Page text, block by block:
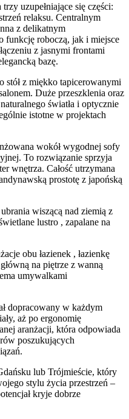
uzupełniające się części:
relaksu. Centralnym
z delikatnym
funkcję roboczą, jak i miejsce
z jasnymi frontami
bazę.
stół z miękko tapicerowanymi
Duże przeszklenia oraz
światła i optycznie
istotne w projektach
wokół wygodnej sofy
To rozwiązanie sprzyja
wnętrza. Całość utrzymana
prostotę z japońską
wiszącą nad ziemią z
lustro , zapalane na
obu łazienek , łazienkę
na piętrze z wanną
umywalkami
dopracowany w każdym
aż po ergonomię
aranżacji, która odpowiada
poszukujących
lub Trójmieście, który
stylu życia przestrzeń –
kryje dobrze